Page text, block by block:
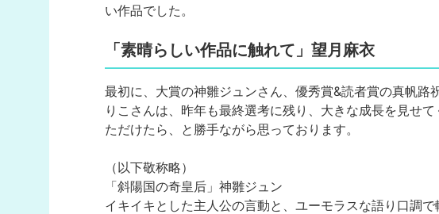
い作品でした。
「素晴らしい作品に触れて」望月麻衣
最初に、大賞の神雛ジュンさん、優秀賞&読者賞の真帆
りこさんは、昨年も最終選考に残り、大きな成長を見せ
ただけたら、と勝手ながら思っております。
（以下敬称略）
「斜陽国の奇皇后」神雛ジュン
イキイキとした主人公の言動と、ユーモラスな語り口調